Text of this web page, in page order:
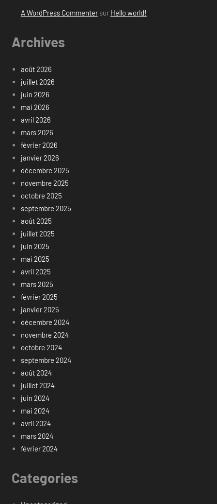
A WordPress Commentersur Hello world!
Archives
août 2026
juillet 2026
juin 2026
mai 2026
avril 2026
mars 2026
février 2026
janvier 2026
décembre 2025
novembre 2025
octobre 2025
septembre 2025
août 2025
juillet 2025
juin 2025
mai 2025
avril 2025
mars 2025
février 2025
janvier 2025
décembre 2024
novembre 2024
octobre 2024
septembre 2024
août 2024
juillet 2024
juin 2024
mai 2024
avril 2024
mars 2024
février 2024
Categories